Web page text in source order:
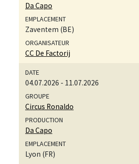
Da Capo
Zaventem (BE)
CC De Factorij
04.07.2026 - 11.07.2026
Circus Ronaldo
Da Capo
Lyon (FR)